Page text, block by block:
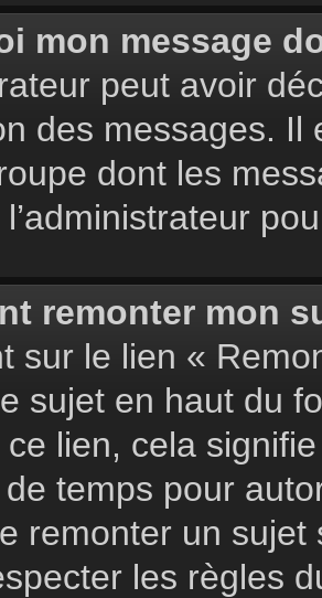
mon message
peut avoir
des messages. Il
dont les
remonter mon
sur le lien «
sujet en haut du
lien, cela
de temps pour
remonter un
les règles